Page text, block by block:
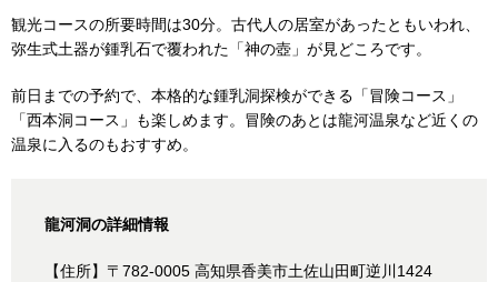
観光コースの所要時間は30分。古代人の居室があったともいわれ、
弥生式土器が鍾乳石で覆われた「神の壺」が見どころです。
前日までの予約で、本格的な鍾乳洞探検ができる「冒険コース」
「西本洞コース」も楽しめます。冒険のあとは龍河温泉など近くの
温泉に入るのもおすすめ。
龍河洞の詳細情報
【住所】〒782-0005 高知県香美市土佐山田町逆川1424